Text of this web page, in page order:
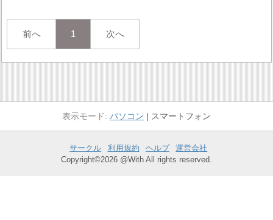
前へ 1 次へ
パソコン スマートフォン
サークル 利用規約 ヘルプ
運営会社
Copyright©2026 @With All rights reserved.